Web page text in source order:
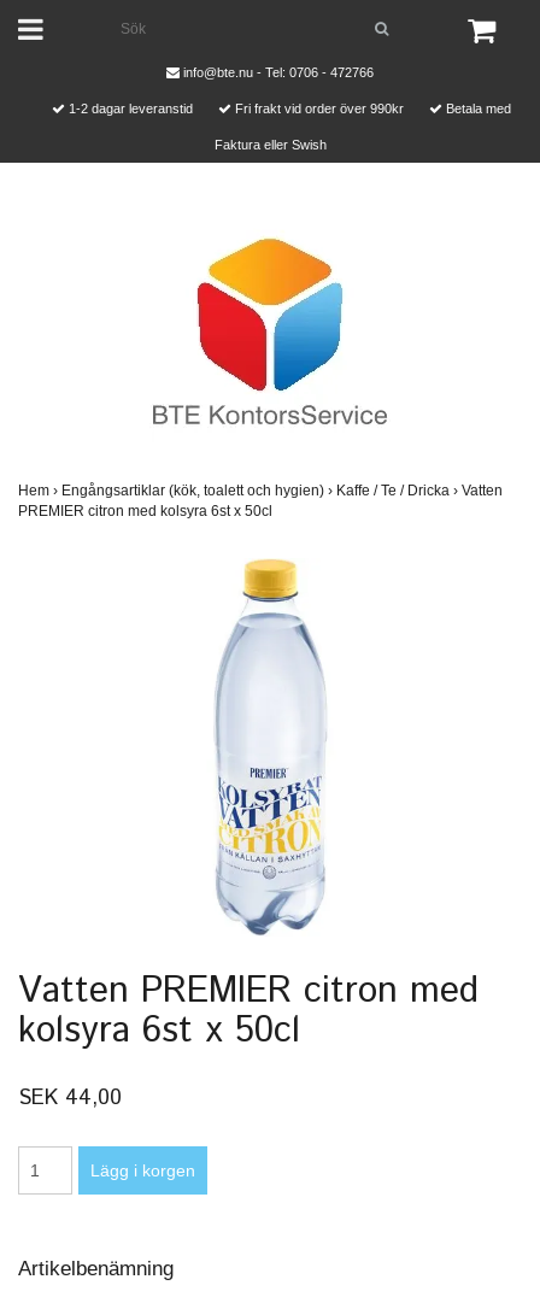
info@bte.nu - Tel: 0706 - 472766
1-2 dagar leveranstid Fri frakt vid order över 990kr Betala med
Faktura eller Swish
Hem › Engångsartiklar (kök, toalett och hygien) › Kaffe / Te / Dricka › Vatten
PREMIER citron med kolsyra 6st x 50cl
Vatten PREMIER citron med
kolsyra 6st x 50cl
SEK 44,00
Artikelbenämning